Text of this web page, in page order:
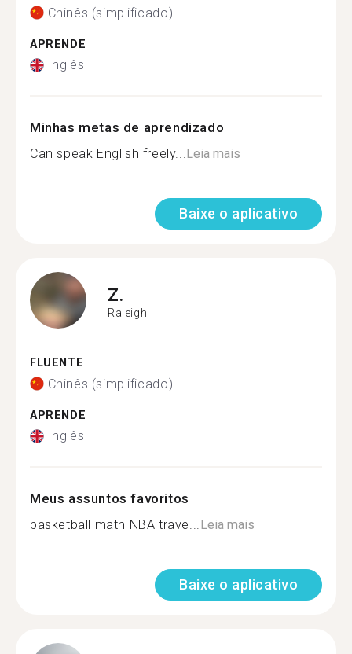
Chinês (simplificado)
APRENDE
Inglês
Minhas metas de aprendizado
Can speak English freely...Leia mais
Baixe o aplicativo
Z.
Raleigh
FLUENTE
Chinês (simplificado)
APRENDE
Inglês
Meus assuntos favoritos
basketball math NBA trave...Leia mais
Baixe o aplicativo